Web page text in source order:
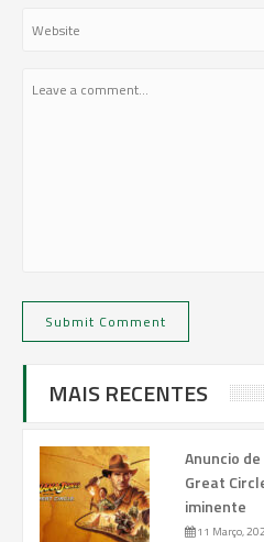
MAIS RECENTES
Anuncio
Great
iminente
11 Março,